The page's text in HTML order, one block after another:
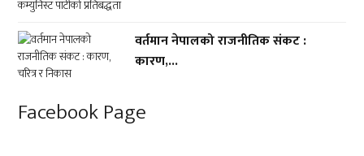
वर्तमान नेपालको राजनीतिक संकट :
कारण,...
Facebook Page